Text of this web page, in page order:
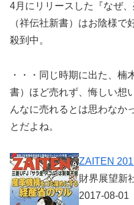
4月にリリースした『なぜ
（祥伝社新書）はお陰様
殺到中。
・・・同じ時期に出た、楠
書）ほど売れず、悔しい想
んなに売れるとは思わなか
とだよね。
ZAITEN
財界展望新
2017-08-01